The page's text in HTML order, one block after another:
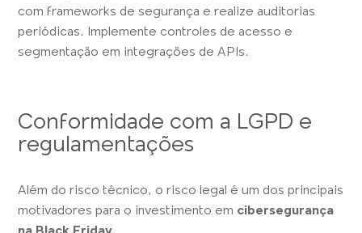
com frameworks de segurança e realize auditorias
periódicas. Implemente controles de acesso e
segmentação em integrações de APIs.
Conformidade com a LGPD e
regulamentações
Além do risco técnico, o risco legal é um dos principais
motivadores para o investimento em cibersegurança